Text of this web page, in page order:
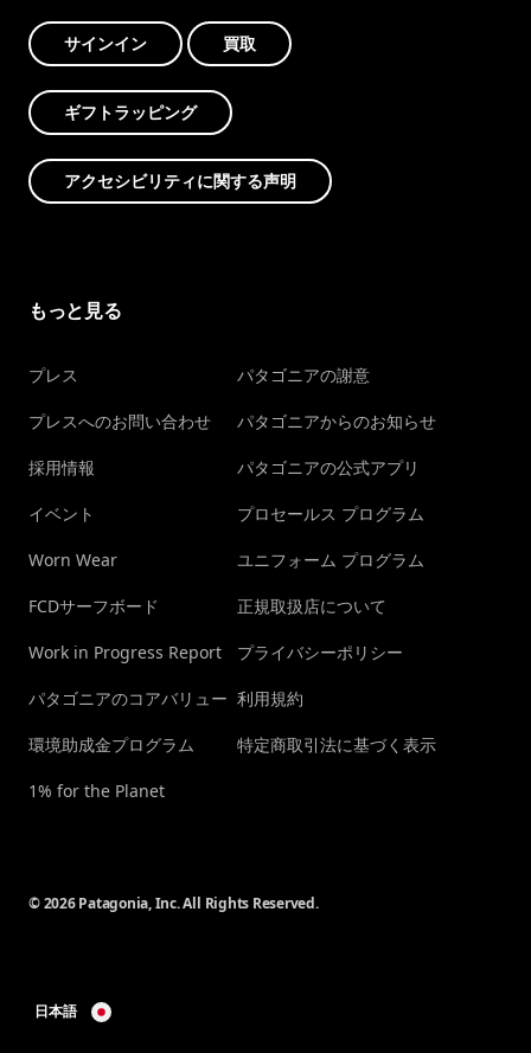
サインイン 買取
ギフトラッピング
アクセシビリティに関する声明
もっと見る
プレス
プレスへのお問い合わせ
採用情報
イベント
Worn Wear
FCDサーフボード
Work in Progress Report
パタゴニアのコアバリュー
環境助成金プログラム
1% for the Planet
パタゴニアの謝意
パタゴニアからのお知らせ
パタゴニアの公式アプリ
プロセールス プログラム
ユニフォーム プログラム
正規取扱店について
プライバシーポリシー
利用規約
特定商取引法に基づく表示
© 2026 Patagonia, Inc. All Rights Reserved.
日本語